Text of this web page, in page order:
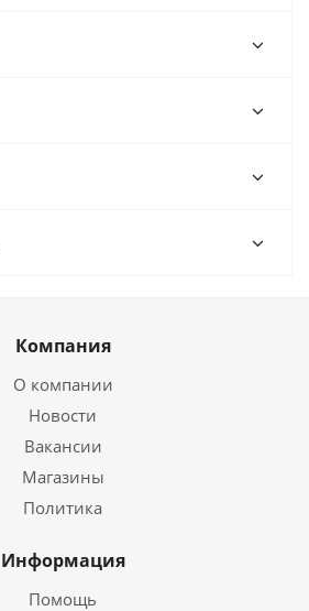
Компания
О компании
Новости
Вакансии
Магазины
Политика
Информация
Помощь